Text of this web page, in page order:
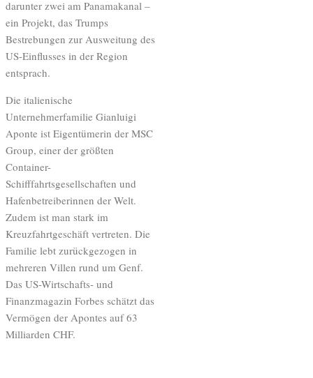
darunter zwei am Panamakanal –
ein Projekt, das Trumps
Bestrebungen zur Ausweitung des
US-Einflusses in der Region
entsprach.
Die italienische
Unternehmerfamilie Gianluigi
Aponte ist Eigentümerin der MSC
Group, einer der größten
Container-
Schifffahrtsgesellschaften und
Hafenbetreiberinnen der Welt.
Zudem ist man stark im
Kreuzfahrtgeschäft vertreten. Die
Familie lebt zurückgezogen in
mehreren Villen rund um Genf.
Das US-Wirtschafts- und
Finanzmagazin Forbes schätzt das
Vermögen der Apontes auf 63
Milliarden CHF.